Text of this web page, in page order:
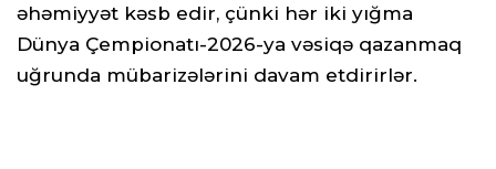
əhəmiyyət kəsb edir, çünki hər iki yığma
Dünya Çempionatı-2026-ya vəsiqə qazanmaq
uğrunda mübarizələrini davam etdirirlər.